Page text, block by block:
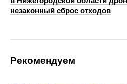
незаконный сброс отходов
Рекомендуем